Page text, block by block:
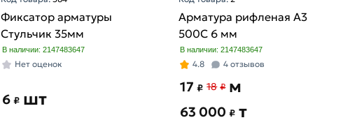
Фиксатор арматуры
Стульчик 35мм
В наличии: 2147483647
Нет оценок
6 ₽ шт
Арматура рифленая А3
500С 6 мм
В наличии: 2147483647
4.8 4 отзывов
17₽ 18 ₽ м
63 000₽ т